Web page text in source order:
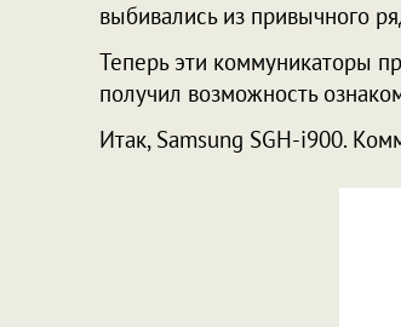
выбивались из привычного
Теперь эти коммуникаторы
получил возможность
Итак, Samsung SGH-i900.